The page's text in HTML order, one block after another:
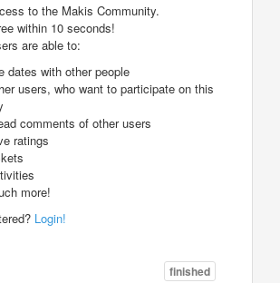
to the Makis Community.
within 10 seconds!
are able to:
dates with other people
users, who want to participate on this
comments of other users
ratings
more!
Login!
finished